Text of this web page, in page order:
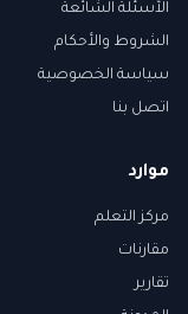
الأسئلة الشائعة
الشروط والأحكام
سياسة الخصوصية
اتصل بنا
موارد
مركز التعلم
مقارنات
تقارير